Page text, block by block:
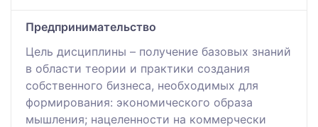
Предпринимательство
Цель дисциплины – получение базовых знаний
в области теории и практики создания
собственного бизнеса, необходимых для
формирования: экономического образа
мышления; нацеленности на коммерчески